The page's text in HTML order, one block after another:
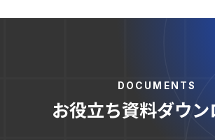
DOCUMENTS
お役立ち資料ダウン